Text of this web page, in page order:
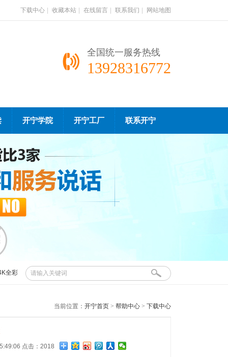
下载中心 收藏本站 在线留言 联系我们 网站地图
全国统一服务热线
13928316772
开宁学院 开宁工厂 联系开宁
全彩
当前位置： 开宁首页 > 帮助中心 > 下载中心
点击：2018